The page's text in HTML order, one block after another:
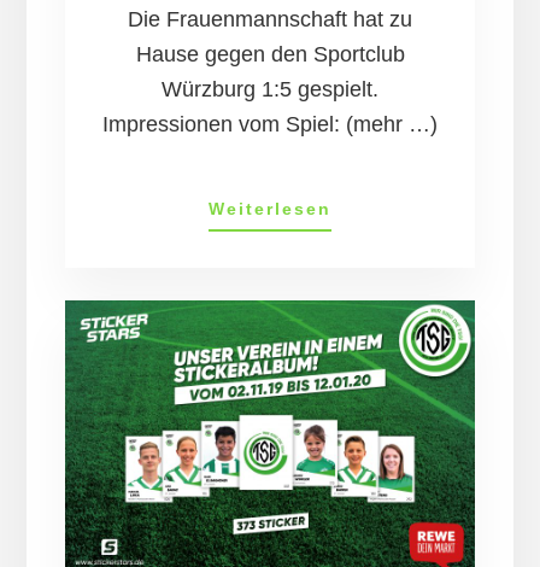
Die Frauenmannschaft hat zu
Hause gegen den Sportclub
Würzburg 1:5 gespielt.
Impressionen vom Spiel: (mehr …)
Weiterlesen
TSG
Würzburg
1:5